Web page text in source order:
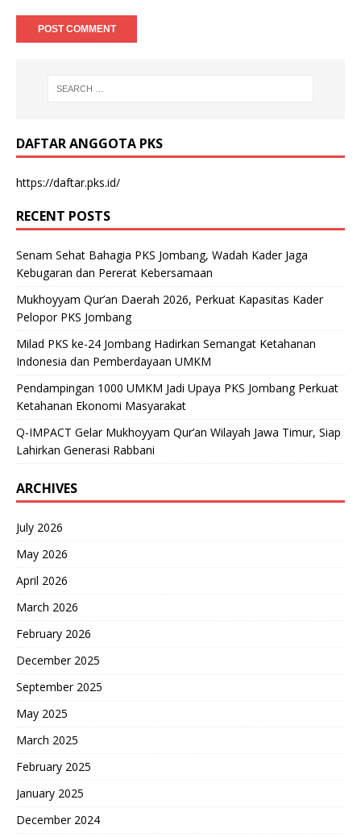
DAFTAR ANGGOTA PKS
https://daftar.pks.id/
RECENT POSTS
Senam Sehat Bahagia PKS Jombang, Wadah Kader Jaga
Kebugaran dan Pererat Kebersamaan
Mukhoyyam Qur’an Daerah 2026, Perkuat Kapasitas Kader
Pelopor PKS Jombang
Milad PKS ke-24 Jombang Hadirkan Semangat Ketahanan
Indonesia dan Pemberdayaan UMKM
Pendampingan 1000 UMKM Jadi Upaya PKS Jombang Perkuat
Ketahanan Ekonomi Masyarakat
Q-IMPACT Gelar Mukhoyyam Qur’an Wilayah Jawa Timur, Siap
Lahirkan Generasi Rabbani
ARCHIVES
July 2026
May 2026
April 2026
March 2026
February 2026
December 2025
September 2025
May 2025
March 2025
February 2025
January 2025
December 2024